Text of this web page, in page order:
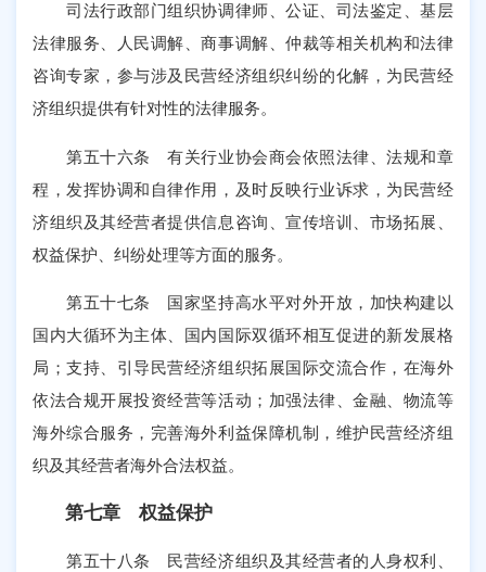
司法行政部门组织协调律师、公证、司法鉴定、基层
法律服务、人民调解、商事调解、仲裁等相关机构和法律
咨询专家，参与涉及民营经济组织纠纷的化解，为民营经
济组织提供有针对性的法律服务。
第五十六条 有关行业协会商会依照法律、法规和章
程，发挥协调和自律作用，及时反映行业诉求，为民营经
济组织及其经营者提供信息咨询、宣传培训、市场拓展、
权益保护、纠纷处理等方面的服务。
第五十七条 国家坚持高水平对外开放，加快构建以
国内大循环为主体、国内国际双循环相互促进的新发展格
局；支持、引导民营经济组织拓展国际交流合作，在海外
依法合规开展投资经营等活动；加强法律、金融、物流等
海外综合服务，完善海外利益保障机制，维护民营经济组
织及其经营者海外合法权益。
第七章 权益保护
第五十八条 民营经济组织及其经营者的人身权利、